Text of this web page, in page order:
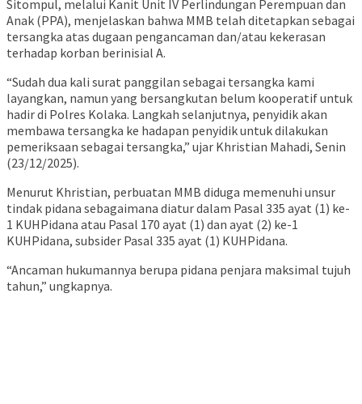
Sitompul, melalui Kanit Unit IV Perlindungan Perempuan dan
Anak (PPA), menjelaskan bahwa MMB telah ditetapkan sebagai
tersangka atas dugaan pengancaman dan/atau kekerasan
terhadap korban berinisial A.
“Sudah dua kali surat panggilan sebagai tersangka kami
layangkan, namun yang bersangkutan belum kooperatif untuk
hadir di Polres Kolaka. Langkah selanjutnya, penyidik akan
membawa tersangka ke hadapan penyidik untuk dilakukan
pemeriksaan sebagai tersangka,” ujar Khristian Mahadi, Senin
(23/12/2025).
Menurut Khristian, perbuatan MMB diduga memenuhi unsur
tindak pidana sebagaimana diatur dalam Pasal 335 ayat (1) ke-
1 KUHPidana atau Pasal 170 ayat (1) dan ayat (2) ke-1
KUHPidana, subsider Pasal 335 ayat (1) KUHPidana.
“Ancaman hukumannya berupa pidana penjara maksimal tujuh
tahun,” ungkapnya.